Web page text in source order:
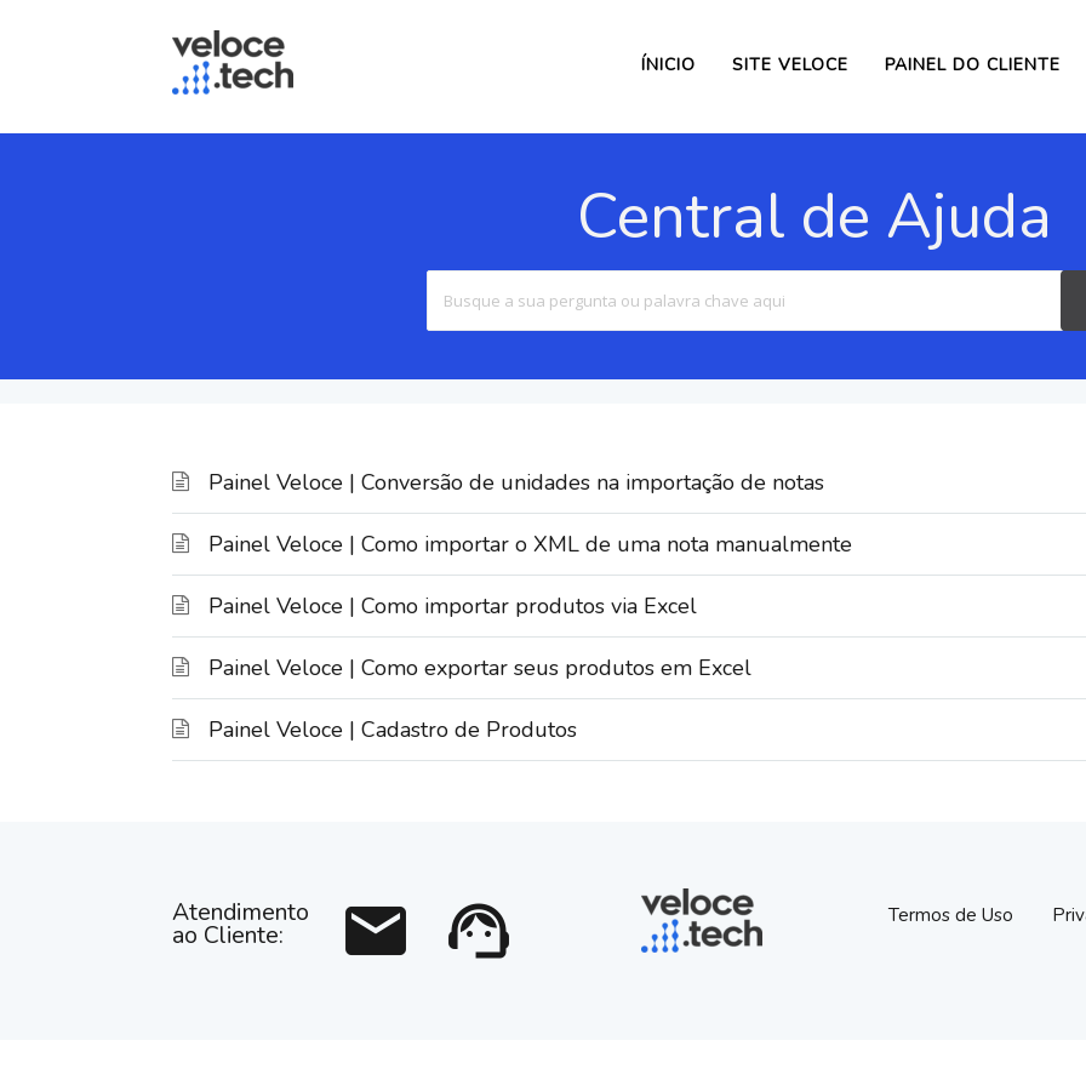
ÍNICIO SITE VELOCE PAINEL DO CLIENTE
Central de Ajuda
Painel Veloce | Conversão de unidades na importação de notas
Painel Veloce | Como importar o XML de uma nota manualmente
Painel Veloce | Como importar produtos via Excel
Painel Veloce | Como exportar seus produtos em Excel
Painel Veloce | Cadastro de Produtos
Atendimento
ao Cliente: mail support_agent Termos de Uso